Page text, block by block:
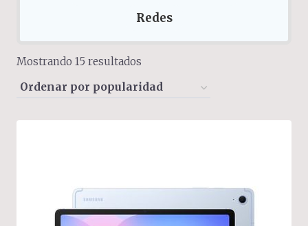
Redes
Mostrando 15 resultados
by
popularity